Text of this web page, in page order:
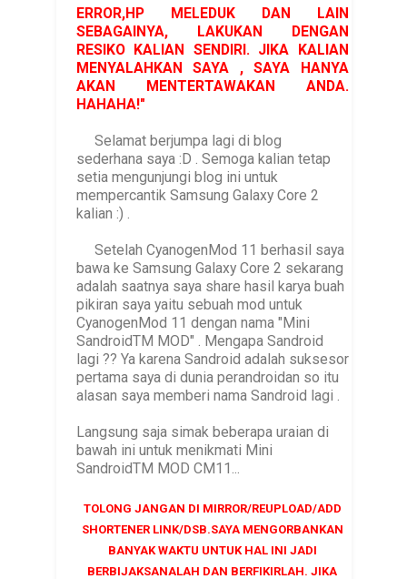
ERROR,HP MELEDUK DAN LAIN
SEBAGAINYA, LAKUKAN DENGAN
RESIKO KALIAN SENDIRI. JIKA KALIAN
MENYALAHKAN SAYA , SAYA HANYA
AKAN MENTERTAWAKAN ANDA.
HAHAHA!"
Selamat berjumpa lagi di blog
sederhana saya :D . Semoga kalian tetap
setia mengunjungi blog ini untuk
mempercantik Samsung Galaxy Core 2
kalian :) .
Setelah CyanogenMod 11 berhasil saya
bawa ke Samsung Galaxy Core 2 sekarang
adalah saatnya saya share hasil karya buah
pikiran saya yaitu sebuah mod untuk
CyanogenMod 11 dengan nama "Mini
SandroidTM MOD" . Mengapa Sandroid
lagi ?? Ya karena Sandroid adalah suksesor
pertama saya di dunia perandroidan so itu
alasan saya memberi nama Sandroid lagi .
Langsung saja simak beberapa uraian di
bawah ini untuk menikmati Mini
SandroidTM MOD CM11...
TOLONG JANGAN DI MIRROR/REUPLOAD/ADD
SHORTENER LINK/DSB.SAYA MENGORBANKAN
BANYAK WAKTU UNTUK HAL INI JADI
BERBIJAKSANALAH DAN BERFIKIRLAH. JIKA